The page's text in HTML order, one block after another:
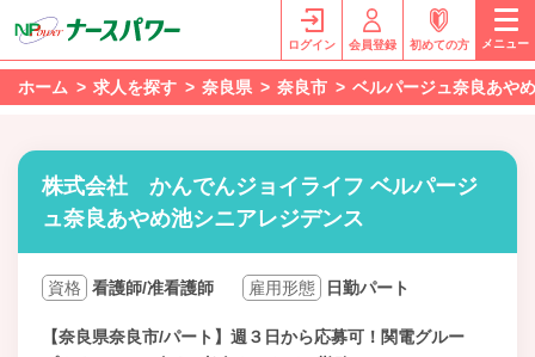
ログイン 会員登録 初めての方 メニュー
ホーム 求人を探す 奈良県 奈良市 ベルパージュ奈良あや
株式会社 かんでんジョイライフ ベルパージ
ュ奈良あやめ池シニアレジデンス
資格 看護師/准看護師 雇用形態 日勤パート
【奈良県奈良市/パート】週３日から応募可！関電グルー